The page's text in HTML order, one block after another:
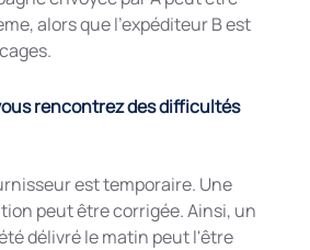
alors que l'expéditeur B est
rencontrez des difficultés
est temporaire. Une
peut être corrigée. Ainsi, un
délivré le matin peut l'être